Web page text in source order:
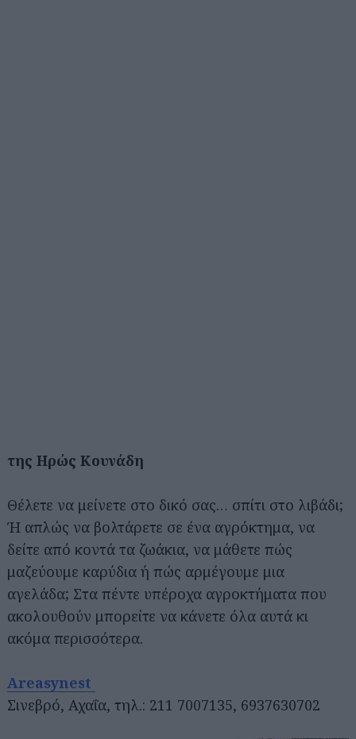
της Ηρώς Κουνάδη
Θέλετε να μείνετε στο δικό σας… σπίτι στο λιβάδι;
Ή απλώς να βολτάρετε σε ένα αγρόκτημα, να
δείτε από κοντά τα ζωάκια, να μάθετε πώς
μαζεύουμε καρύδια ή πώς αρμέγουμε μια
αγελάδα; Στα πέντε υπέροχα αγροκτήματα που
ακολουθούν μπορείτε να κάνετε όλα αυτά κι
ακόμα περισσότερα.
Areasynest
Σινεβρό, Αχαΐα, τηλ.: 211 7007135, 6937630702